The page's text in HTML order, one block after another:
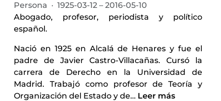
Persona · 1925-03-12 – 2016-05-10
Abogado, profesor, periodista y político
español.
Nació en 1925 en Alcalá de Henares y fue el
padre de Javier Castro-Villacañas. Cursó la
carrera de Derecho en la Universidad de
Madrid. Trabajó como profesor de Teoría y
Organización del Estado y de… Leer más